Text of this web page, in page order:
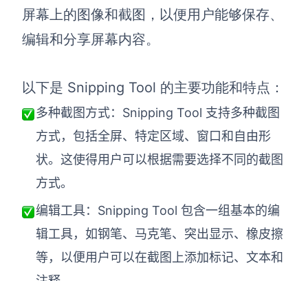
屏幕上的图像和截图，以便用户能够保存、
编辑和分享屏幕内容。
以下是 Snipping Tool 的主要功能和特点：
多种截图方式：Snipping Tool 支持多种截图
方式，包括全屏、特定区域、窗口和自由形
状。这使得用户可以根据需要选择不同的截图
方式。
编辑工具：Snipping Tool 包含一组基本的编
辑工具，如钢笔、马克笔、突出显示、橡皮擦
等，以便用户可以在截图上添加标记、文本和